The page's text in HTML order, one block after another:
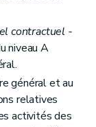
contractuel -
niveau A
général et au
relatives
activités des